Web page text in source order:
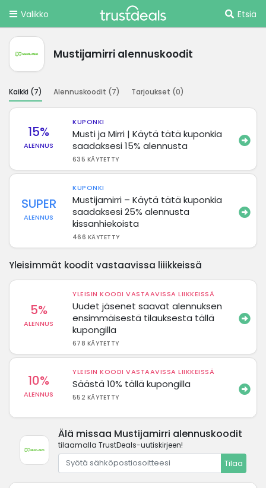
Valikko Etsiä
Mustijamirri alennuskoodit
Kaikki (7) Alennuskoodit (7) Tarjoukset (0)
15%
ALENNUS
KUPONKI
Musti ja Mirri | Käytä tätä kuponkia
saadaksesi 15% alennusta
635 KÄYTETTY
SUPER
ALENNUS
KUPONKI
Mustijamirri – Käytä tätä kuponkia
saadaksesi 25% alennusta
kissanhiekoista
466 KÄYTETTY
Yleisimmät koodit vastaavissa liiikkeissä
5%
ALENNUS
YLEISIN KOODI VASTAAVISSA LIIKKEISSÄ
Uudet jäsenet saavat alennuksen
ensimmäisestä tilauksesta tällä
kupongilla
678 KÄYTETTY
10%
ALENNUS
YLEISIN KOODI VASTAAVISSA LIIKKEISSÄ
Säästä 10% tällä kupongilla
552 KÄYTETTY
Älä missaa Mustijamirri alennuskoodit
tilaamalla TrustDeals-uutiskirjeen!
Tilaa